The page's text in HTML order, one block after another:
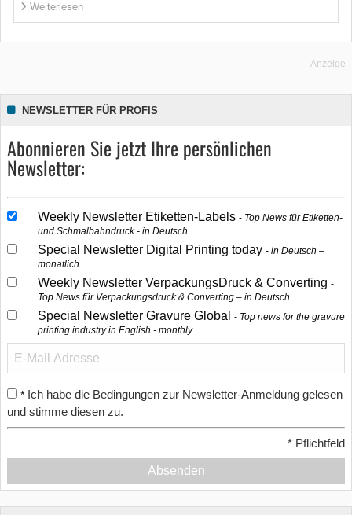
Weiterlesen
Anzeige
NEWSLETTER FÜR PROFIS
Abonnieren Sie jetzt Ihre persönlichen
Newsletter:
Weekly Newsletter Etiketten-Labels
Top News für Etiketten-
und Schmalbahndruck - in Deutsch
Special Newsletter Digital Printing today
in Deutsch –
monatlich
Weekly Newsletter VerpackungsDruck & Converting
Top News für Verpackungsdruck & Converting – in Deutsch
Special Newsletter Gravure Global
Top news for the gravure
printing industry in English - monthly
* Ich habe die Bedingungen zur Newsletter-Anmeldung gelesen
und stimme diesen zu.
* Pflichtfeld
Absenden